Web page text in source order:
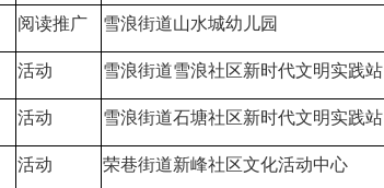
阅读推广 雪浪街道山水城幼儿园
活动 雪浪街道雪浪社区新时代文明实践站
活动 雪浪街道石塘社区新时代文明实践站
活动 荣巷街道新峰社区文化活动中心